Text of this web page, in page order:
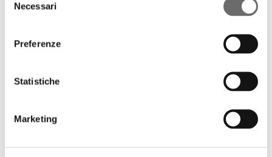
delNecessari
Preferenze
Statistiche
Marketing
SAXI – LARGE + 3